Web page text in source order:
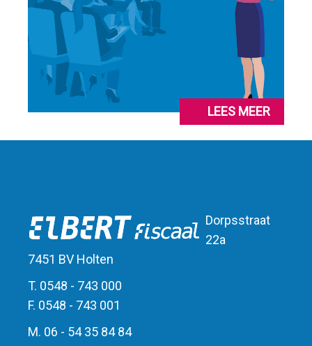
LEES MEER
Dorpsstraat
22a
7451 BV Holten
T. 0548 - 743 000
F. 0548 - 743 001
M. 06 - 54 35 84 84